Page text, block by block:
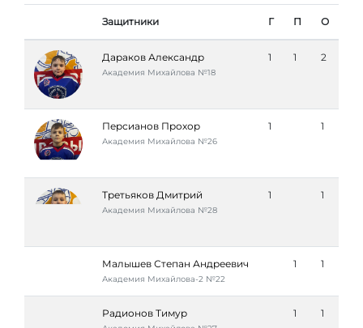
Защитники Г П О
Дараков Александр
Академия Михайлова №18
1 1 2
Персианов Прохор
Академия Михайлова №26
1 1
Третьяков Дмитрий
Академия Михайлова №28
1 1
Малышев Степан Андреевич
Академия Михайлова-2 №22
1 1
Радионов Тимур 1 1